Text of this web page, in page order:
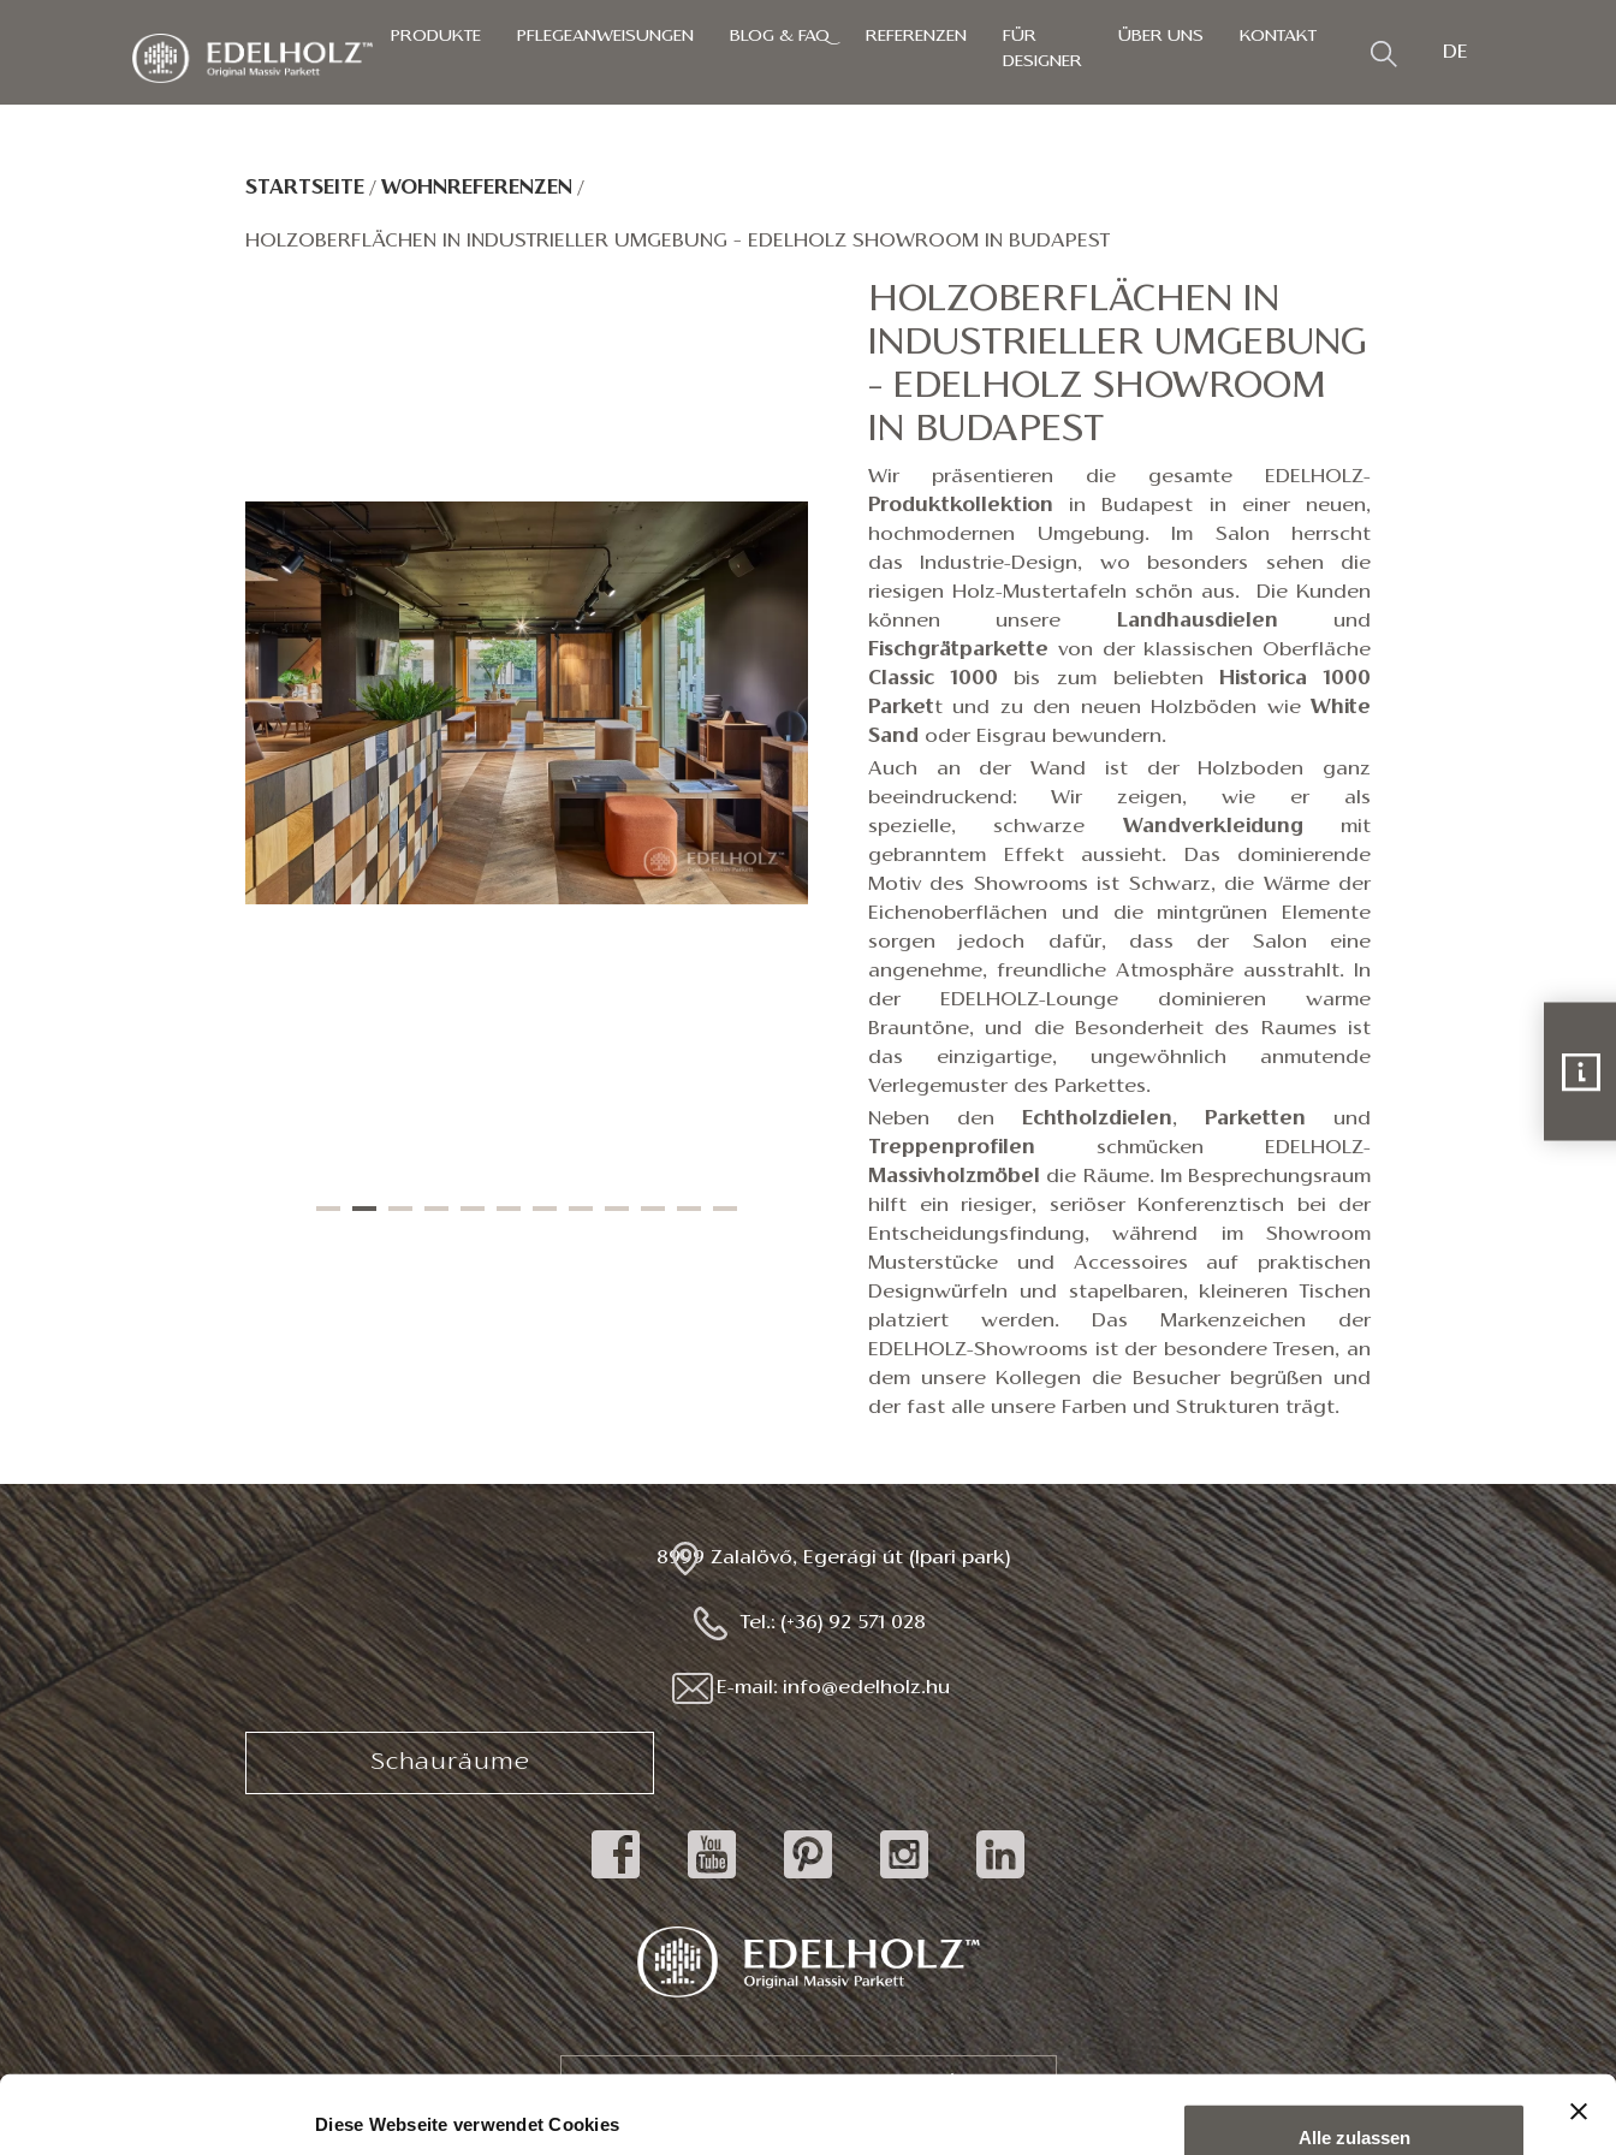
Diese Webseite verwendet Cookies
Alle zulassen
PRODUKTE PFLEGEANWEISUNGEN BLOG & FAQ REFERENZEN
FÜR
DESIGNER
ÜBER UNS KONTAKT
DE
STARTSEITE / WOHNREFERENZEN /
HOLZOBERFLÄCHEN IN INDUSTRIELLER UMGEBUNG – EDELHOLZ SHOWROOM IN BUDAPEST
HOLZOBERFLÄCHEN IN
INDUSTRIELLER UMGEBUNG
– EDELHOLZ SHOWROOM
IN BUDAPEST
Wir präsentieren die gesamte EDELHOLZ-
Produktkollektion in Budapest in einer neuen,
hochmodernen Umgebung. Im Salon herrscht
das Industrie-Design, wo besonders sehen die
riesigen Holz-Mustertafeln schön aus. Die Kunden
können unsere
Landhausdielen und
Fischgrätparkette von der klassischen Oberfläche
Classic 1000 bis zum beliebten
Historica 1000
Parkett und zu den neuen Holzböden wie White
Sand oder Eisgrau bewundern.
Auch an der Wand ist der Holzboden ganz
beeindruckend: Wir zeigen, wie er als
spezielle, schwarze Wandverkleidung mit
gebranntem Effekt aussieht. Das dominierende
Motiv des Showrooms ist Schwarz, die Wärme der
Eichenoberflächen und die mintgrünen Elemente
sorgen jedoch dafür, dass der Salon eine
angenehme, freundliche Atmosphäre ausstrahlt. In
der EDELHOLZ-Lounge dominieren warme
Brauntöne, und die Besonderheit des Raumes ist
das einzigartige, ungewöhnlich anmutende
Verlegemuster des Parkettes.
Neben den
Echtholzdielen, Parketten und
Treppenprofilen schmücken EDELHOLZ-
Massivholzmöbel
die Räume. Im Besprechungsraum
hilft ein riesiger, seriöser Konferenztisch bei der
Entscheidungsfindung, während im Showroom
Musterstücke und Accessoires auf praktischen
Designwürfeln und stapelbaren, kleineren Tischen
platziert werden. Das Markenzeichen der
EDELHOLZ-Showrooms ist der besondere Tresen, an
dem unsere Kollegen die Besucher begrüßen und
der fast alle unsere Farben und Strukturen trägt.
8999 Zalalövő, Egerági út (Ipari park)
Tel.: (+36) 92 571 028
E-mail: info@edelholz.hu
Schauräume